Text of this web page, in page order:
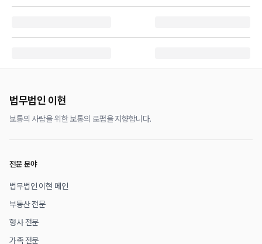
법무법인 이현
보통의 사람을 위한 보통의 로펌을 지향합니다.
전문 분야
법무법인 이현 메인
부동산 전문
형사 전문
가족 전문